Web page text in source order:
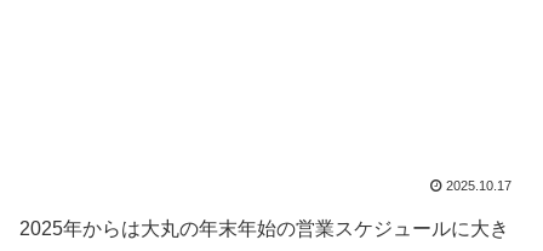
2025.10.17
2025年からは大丸の年末年始の営業スケジュールに大き